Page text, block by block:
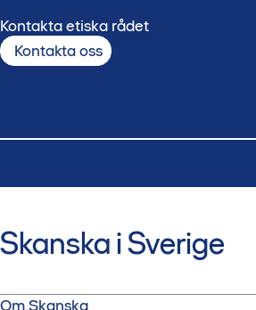
Kontakta etiska rådet
Kontakta oss
Skanska i Sverige
Om Skanska